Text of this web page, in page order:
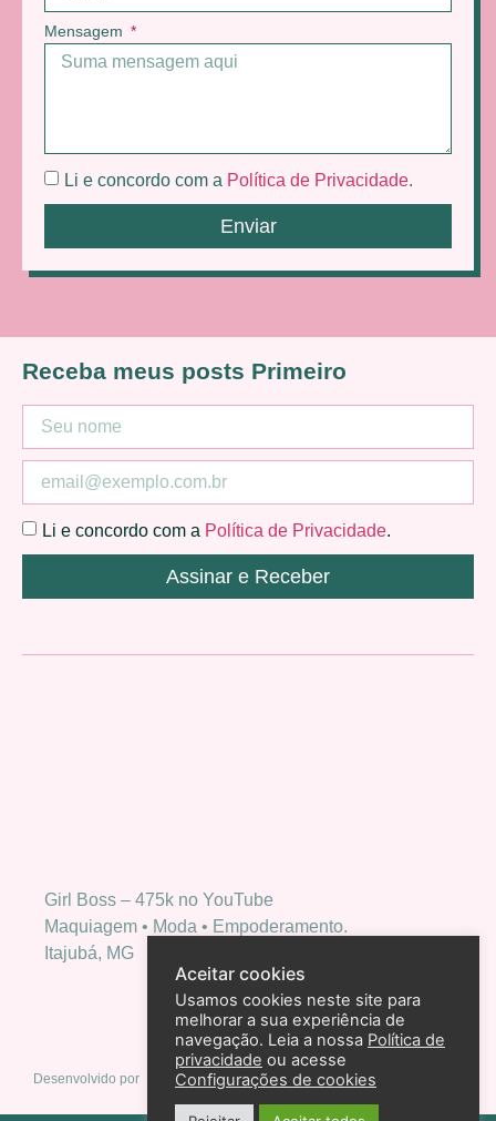
Mensagem
Li e concordo com a Política de Privacidade.
Enviar
Girl Boss – 475k no YouTube
Maquiagem • Moda • Empoderamento.
Itajubá, MG
Receba meus posts Primeiro
Li e concordo com a Política de Privacidade.
Assinar e Receber
Desenvolvido por
Aceitar cookies
Usamos cookies neste site para
melhorar a sua experiência de
navegação. Leia a nossa Política de
privacidade ou acesse
Configurações de cookies